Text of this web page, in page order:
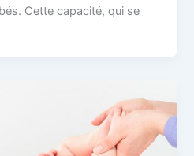
Cette capacité, qui se